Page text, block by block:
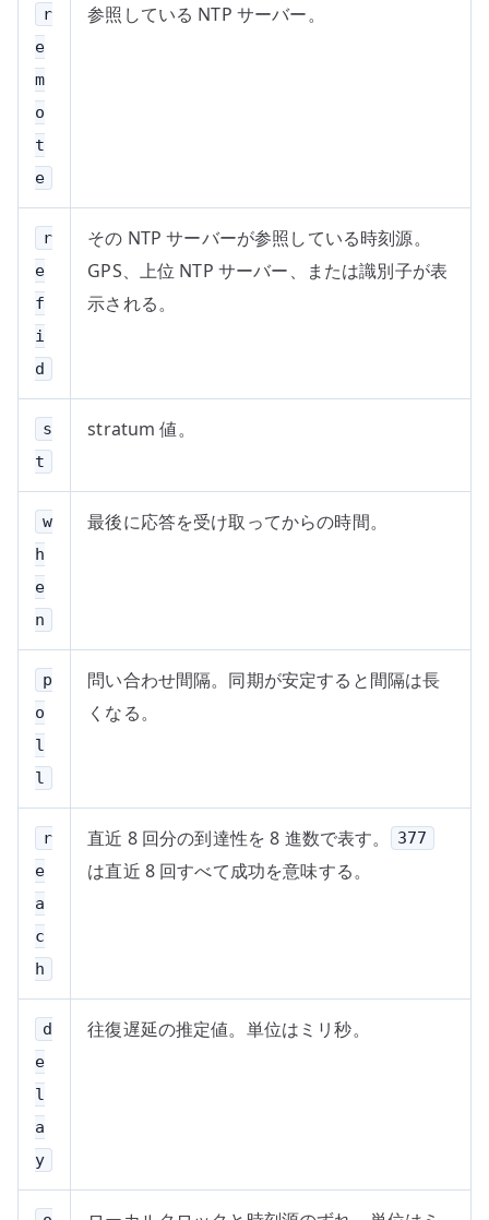
r
e
m
o
t
e
参照している NTP サーバー。
r
e
f
i
d
その NTP サーバーが参照している時刻源。
GPS、上位 NTP サーバー、または識別子が表
示される。
s
t
stratum 値。
w
h
e
n
最後に応答を受け取ってからの時間。
p
o
l
l
問い合わせ間隔。同期が安定すると間隔は長
くなる。
r
e
a
c
h
直近 8 回分の到達性を 8 進数で表す。 377
は直近 8 回すべて成功を意味する。
d
e
l
a
y
往復遅延の推定値。単位はミリ秒。